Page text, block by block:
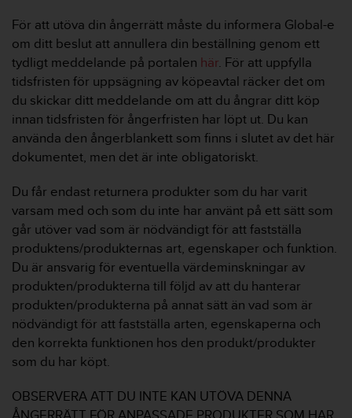
För att utöva din ångerrätt måste du informera Global-e
om ditt beslut att annullera din beställning genom ett
tydligt meddelande på portalen här. För att uppfylla
tidsfristen för uppsägning av köpeavtal räcker det om
du skickar ditt meddelande om att du ångrar ditt köp
innan tidsfristen för ångerfristen har löpt ut. Du kan
använda den ångerblankett som finns i slutet av det här
dokumentet, men det är inte obligatoriskt.
Du får endast returnera produkter som du har varit
varsam med och som du inte har använt på ett sätt som
går utöver vad som är nödvändigt för att fastställa
produktens/produkternas art, egenskaper och funktion.
Du är ansvarig för eventuella värdeminskningar av
produkten/produkterna till följd av att du hanterar
produkten/produkterna på annat sätt än vad som är
nödvändigt för att fastställa arten, egenskaperna och
den korrekta funktionen hos den produkt/produkter
som du har köpt.
OBSERVERA ATT DU INTE KAN UTÖVA DENNA